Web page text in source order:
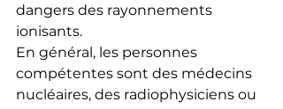
dangers des rayonnements
ionisants.
En général, les personnes
compétentes sont des médecins
nucléaires, des radiophysiciens ou